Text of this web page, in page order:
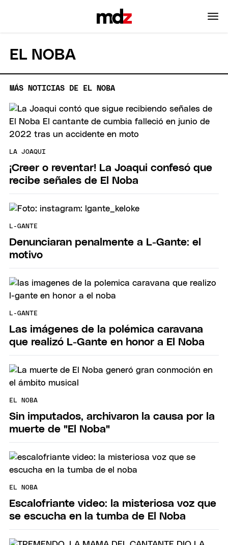
EL NOBA
MÁS NOTICIAS DE EL NOBA
LA JOAQUI
¡Creer o reventar! La Joaqui confesó que
recibe señales de El Noba
L-GANTE
Denunciaran penalmente a L-Gante: el
motivo
L-GANTE
Las imágenes de la polémica caravana
que realizó L-Gante en honor a El Noba
EL NOBA
Sin imputados, archivaron la causa por la
muerte de "El Noba"
EL NOBA
Escalofriante video: la misteriosa voz que
se escucha en la tumba de El Noba